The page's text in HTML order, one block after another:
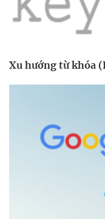
Xu hướng từ khóa